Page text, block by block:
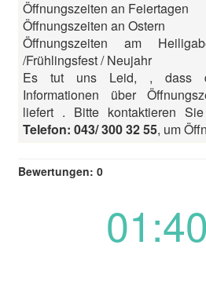
Öffnungszeiten an Feiertagen
Öffnungszeiten an Ostern
Öffnungszeiten am
/Frühlingsfest / Neujahr
Es tut uns Leid, , dass
Informationen über
liefert . Bitte kontaktieren
Telefon: 043/ 300 32 55, um
Bewertungen: 0